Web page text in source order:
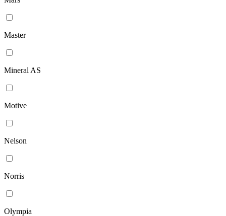
Master
Mineral AS
Motive
Nelson
Norris
Olympia